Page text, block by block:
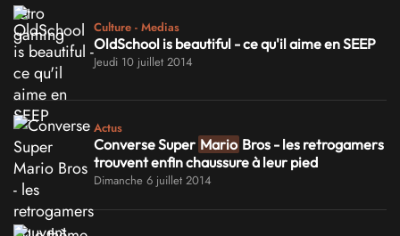
Culture - Medias
OldSchool is beautiful - ce qu'il aime en SEEP
Jeudi 10 juillet 2014
Actus
Converse Super Mario Bros - les retrogamers
trouvent enfin chaussure à leur pied
Dimanche 6 juillet 2014